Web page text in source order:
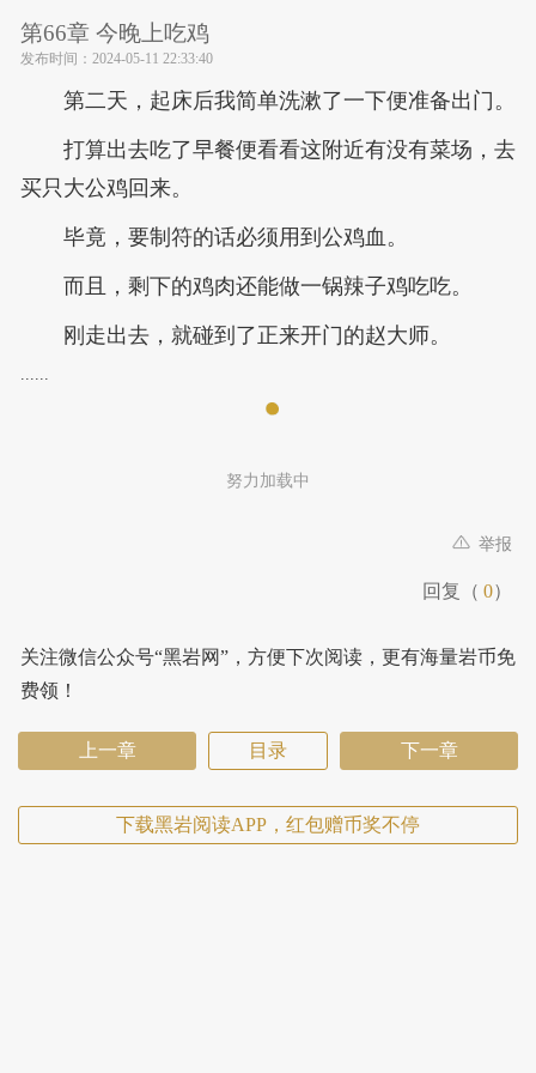
第66章 今晚上吃鸡
发布时间： 2024-05-11 22:33:40
第二天，起床后我简单洗漱了一下便准备出门。
打算出去吃了早餐便看看这附近有没有菜场，去
买只大公鸡回来。
毕竟，要制符的话必须用到公鸡血。
而且，剩下的鸡肉还能做一锅辣子鸡吃吃。
刚走出去，就碰到了正来开门的赵大师。
......
努力加载中
举报
回复（ 0）
关注微信公众号“黑岩网”，方便下次阅读，更有海量岩币免
费领！
上一章 目录 下一章
下载黑岩阅读APP，红包赠币奖不停